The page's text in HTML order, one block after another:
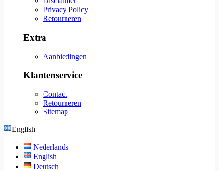
Privacy Policy
Retourneren
Extra
Aanbiedingen
Klantenservice
Contact
Retourneren
Sitemap
English
Nederlands
English
Deutsch